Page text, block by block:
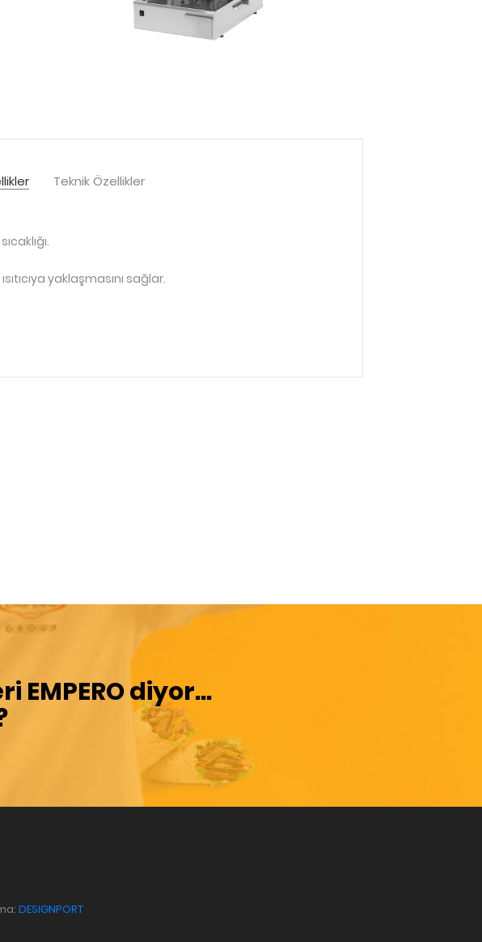
Teknik Özellikler
yaklaşmasını sağlar.
EMPEROdiyor...
DESIGNPORT